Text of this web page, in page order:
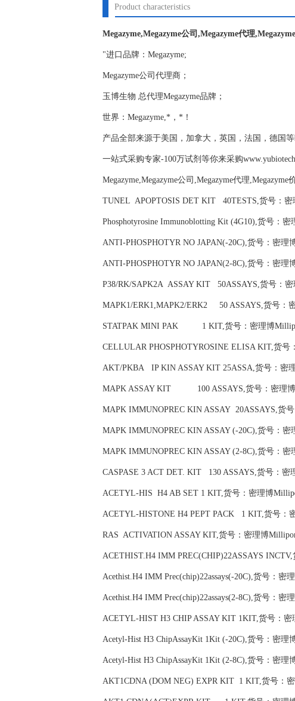
Product characteristics
Megazyme,Megazyme公司,Megazyme代理
"进口品牌：Megazyme;
Megazyme公司代理商；
玉博生物 总代理Megazyme品牌；
世界：Megazyme,*，*！
产品全部来源于美国，加拿大，英国，法国，德国
一站式采购专家-100万试剂等你来采购
Megazyme,Megazyme公司,Megazyme代理,Megazyme
TUNEL APOPTOSIS DET KIT 40TESTS,货号：密
Phosphotyrosine Immunoblotting Kit (4G10),货号：
ANTI-PHOSPHOTYR NO JAPAN(-20C),货号：密理
ANTI-PHOSPHOTYR NO JAPAN(2-8C),货号：密理
P38/RK/SAPK2A ASSAY KIT 50ASSAYS,货号：密
MAPK1/ERK1,MAPK2/ERK2 50 ASSAYS,货号：
STATPAK MINI PAK 1 KIT,货号：密理博
CELLULAR PHOSPHOTYROSINE ELISA KIT,货号
AKT/PKBA IP KIN ASSAY KIT 25ASSA,货号：密
MAPK ASSAY KIT 100 ASSAYS,货号：密理博
MAPK IMMUNOPREC KIN ASSAY 20ASSAYS,货
MAPK IMMUNOPREC KIN ASSAY (-20C),货号：密
MAPK IMMUNOPREC KIN ASSAY (2-8C),货号：密
CASPASE 3 ACT DET. KIT 130 ASSAYS,货号：密
ACETYL-HIS H4 AB SET 1 KIT,货号：密理博
ACETYL-HISTONE H4 PEPT PACK 1 KIT,货号：
RAS ACTIVATION ASSAY KIT,货号：密理博
ACETHIST.H4 IMM PREC(CHIP)22ASSAYS
Acethist.H4 IMM Prec(chip)22assays(-20C),货号：密
Acethist.H4 IMM Prec(chip)22assays(2-8C),货号：密
ACETYL-HIST H3 CHIP ASSAY KIT 1KIT,货号：密
Acetyl-Hist H3 ChipAssayKit 1Kit (-20C),货号：密理
Acetyl-Hist H3 ChipAssayKit 1Kit (2-8C),货号：密理
AKT1CDNA (DOM NEG) EXPR KIT 1 KIT,货号：